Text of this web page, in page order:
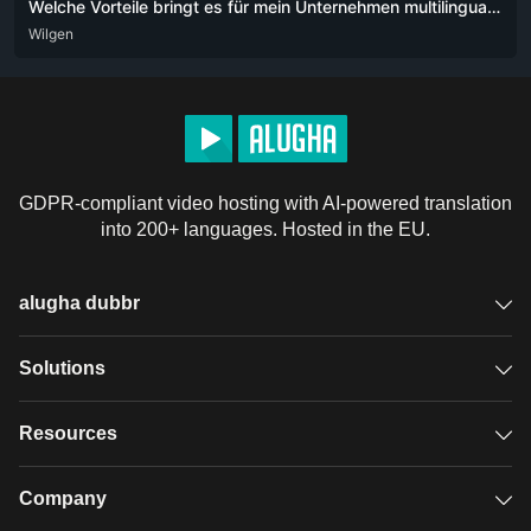
Welche Vorteile bringt es für mein Unternehmen multilinguale Videos auf sozialen Medien zu verwenden
DEU ENG
Wilgen
GDPR-compliant video hosting with AI-powered translation
into 200+ languages. Hosted in the EU.
alugha dubbr
Overview
Accessible subtitles
Solutions
GDPR video hosting
Player
Resources
Case studies
Company